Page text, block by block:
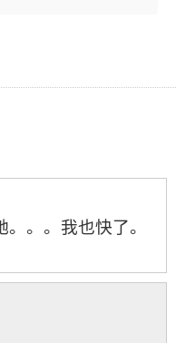
。。我也快了。